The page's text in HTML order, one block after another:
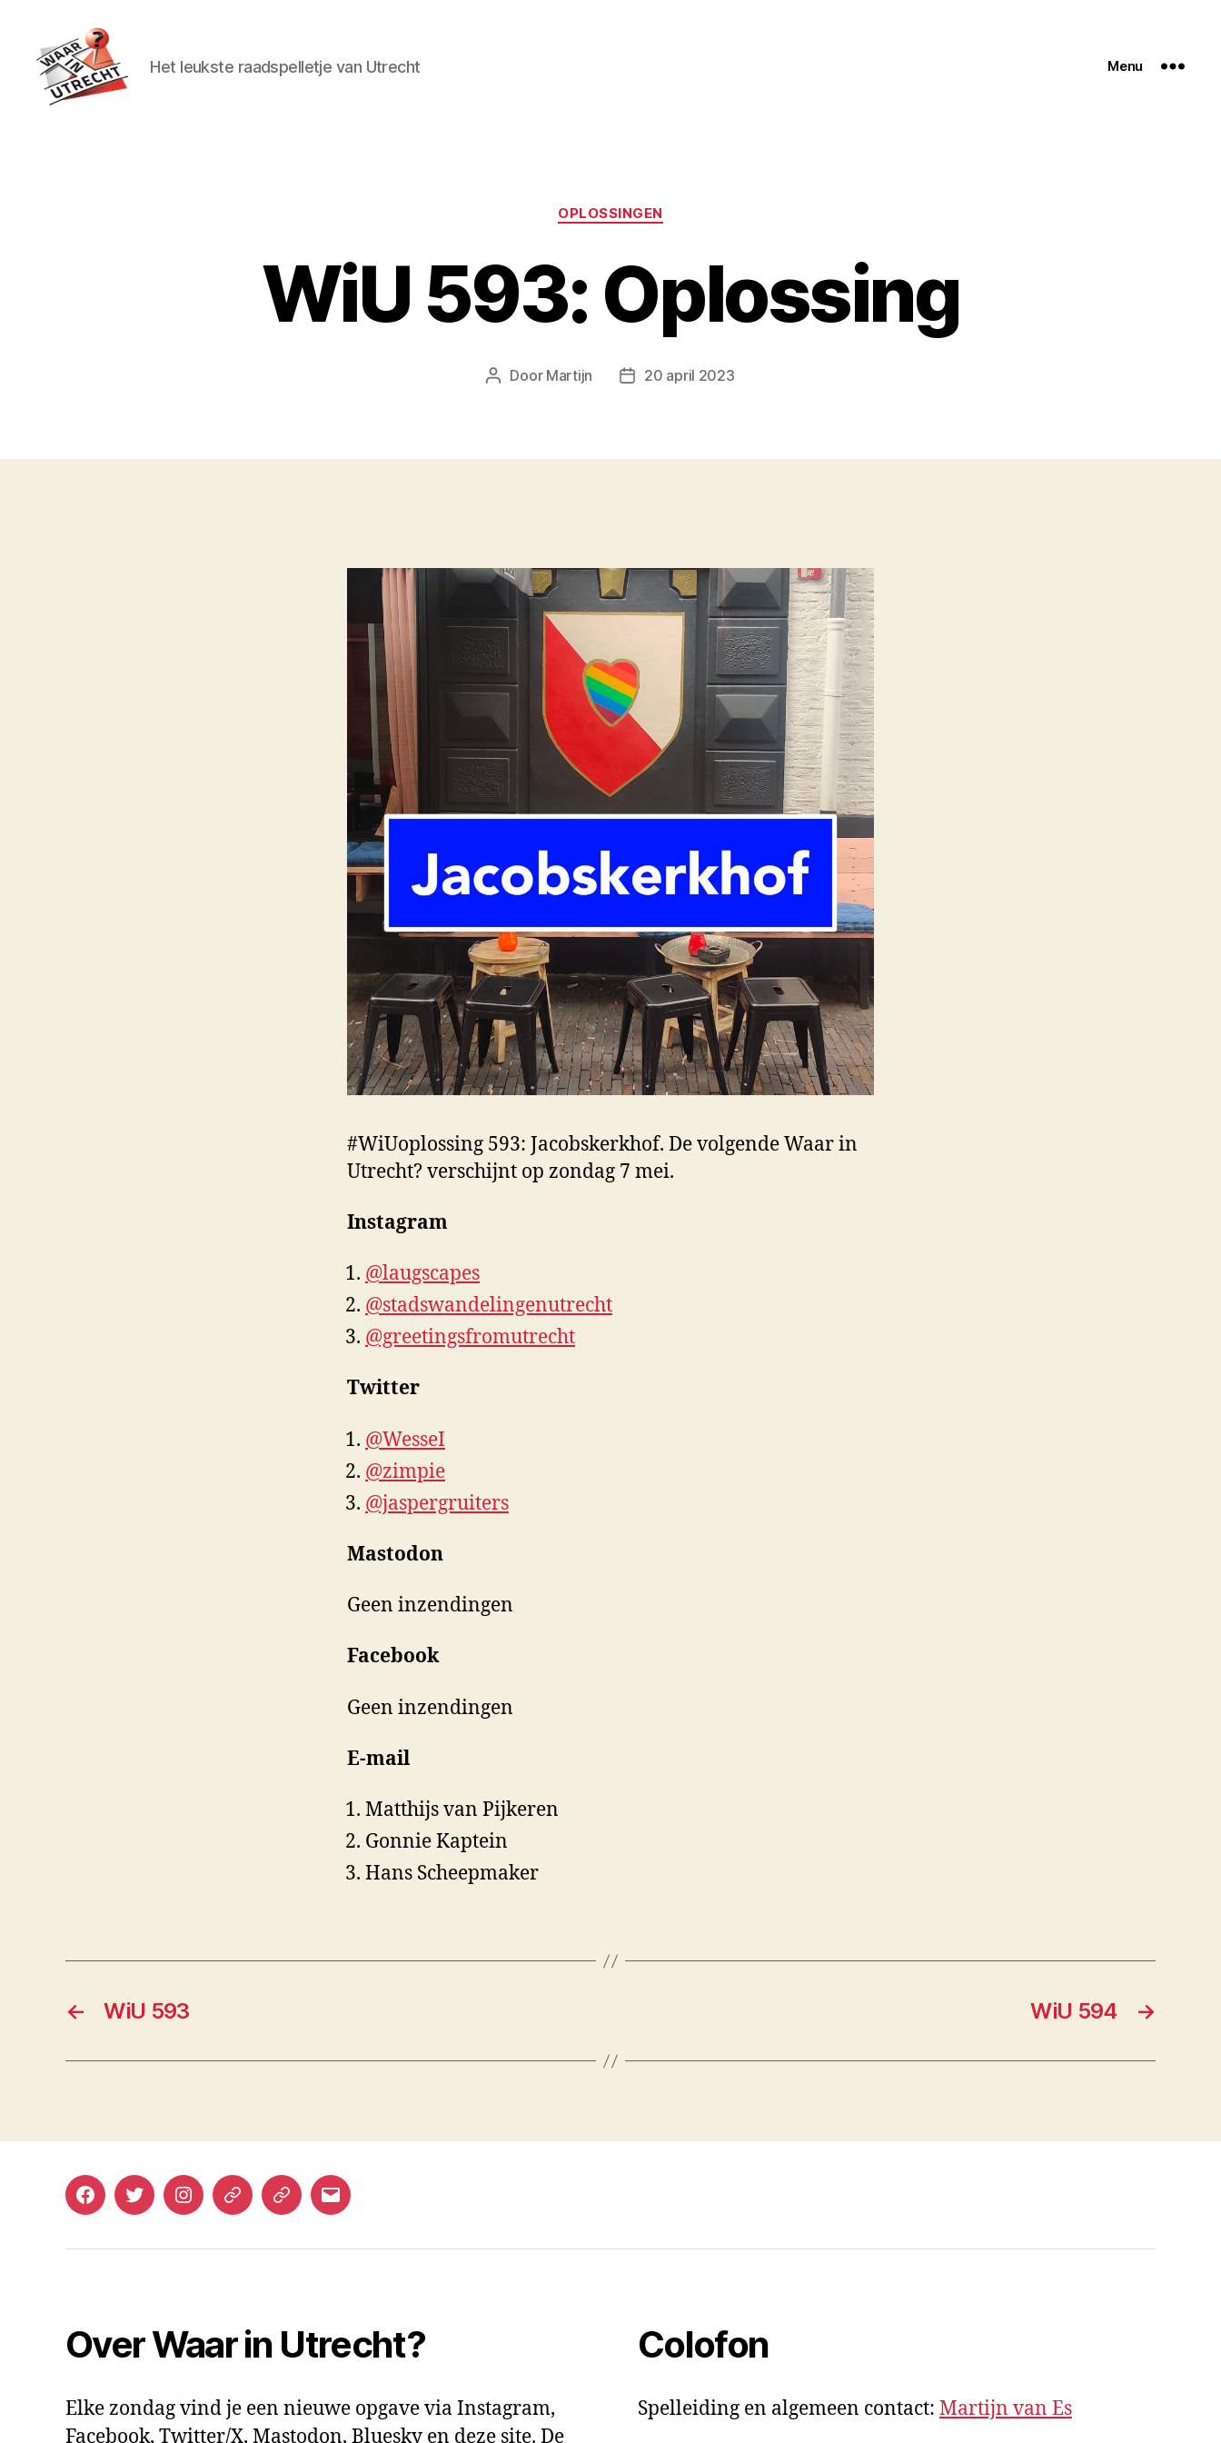
Het leukste raadspelletje van Utrecht Menu
Categorieën
OPLOSSINGEN
WiU 593: Oplossing
Berichtauteur
Door Martijn Berichtdatum
20 april 2023
#WiUoplossing 593: Jacobskerkhof. De volgende Waar in
Utrecht? verschijnt op zondag 7 mei.
Instagram
@laugscapes
@stadswandelingenutrecht
@greetingsfromutrecht
Twitter
@WesseI
@zimpie
@jaspergruiters
Mastodon
Geen inzendingen
Facebook
Geen inzendingen
E-mail
Matthijs van Pijkeren
Gonnie Kaptein
Hans Scheepmaker
← WiU 593 →
WiU 594
FacebookTwitterInstagramMastodonBlueskyE-
Over Waar in Utrecht?
Elke zondag vind je een nieuwe opgave via Instagram,
Facebook, Twitter/X, Mastodon, Bluesky en deze site. De
Colofon
Spelleiding en algemeen contact: Martijn van Es